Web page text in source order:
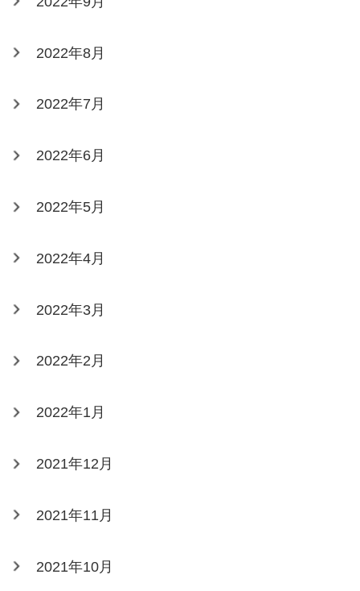
2022年8月
2022年7月
2022年6月
2022年5月
2022年4月
2022年3月
2022年2月
2022年1月
2021年12月
2021年11月
2021年10月